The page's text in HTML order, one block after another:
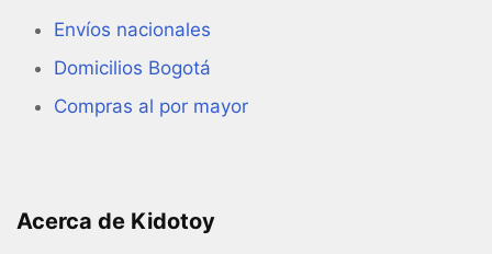
Envíos nacionales
Domicilios Bogotá
Compras al por mayor
Acerca de Kidotoy